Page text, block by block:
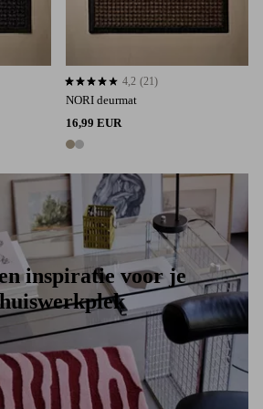
NORI deurmat
16,99 EUR
2 kleuren
4,2 op basis van 21 beoordelingen
4,2 (21)
inspiratie voor je